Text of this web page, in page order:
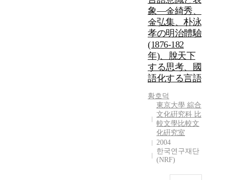
象―金綺秀、
金弘集、朴泳
孝の明治體驗
(1876-182
年)、脫天下
する思考、國
語化する言語
황호덕
東京大學 綜合
文化硏究科 比
較文學比較文
化硏究室
2004
한국연구재단
(NRF)